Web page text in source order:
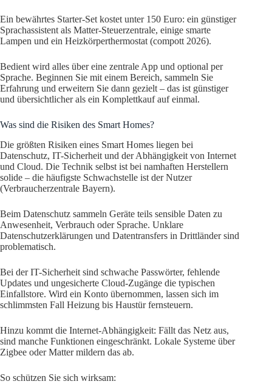
Ein bewährtes Starter-Set kostet unter 150 Euro: ein günstiger
Sprachassistent als Matter-Steuerzentrale, einige smarte
Lampen und ein Heizkörperthermostat (compott 2026).
Bedient wird alles über eine zentrale App und optional per
Sprache. Beginnen Sie mit einem Bereich, sammeln Sie
Erfahrung und erweitern Sie dann gezielt – das ist günstiger
und übersichtlicher als ein Komplettkauf auf einmal.
Was sind die Risiken des Smart Homes?
Die größten Risiken eines Smart Homes liegen bei
Datenschutz, IT-Sicherheit und der Abhängigkeit von Internet
und Cloud. Die Technik selbst ist bei namhaften Herstellern
solide – die häufigste Schwachstelle ist der Nutzer
(Verbraucherzentrale Bayern).
Beim Datenschutz sammeln Geräte teils sensible Daten zu
Anwesenheit, Verbrauch oder Sprache. Unklare
Datenschutzerklärungen und Datentransfers in Drittländer sind
problematisch.
Bei der IT-Sicherheit sind schwache Passwörter, fehlende
Updates und ungesicherte Cloud-Zugänge die typischen
Einfallstore. Wird ein Konto übernommen, lassen sich im
schlimmsten Fall Heizung bis Haustür fernsteuern.
Hinzu kommt die Internet-Abhängigkeit: Fällt das Netz aus,
sind manche Funktionen eingeschränkt. Lokale Systeme über
Zigbee oder Matter mildern das ab.
So schützen Sie sich wirksam: